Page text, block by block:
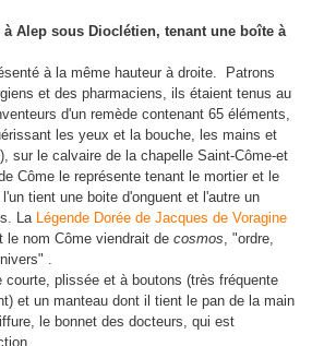
Alep sous Dioclétien, tenant une boîte à
à la même hauteur à droite. Patrons
et des pharmaciens, ils étaient tenus au
d'un remède contenant 65 éléments,
les yeux et la bouche, les mains et
sur le calvaire de la chapelle Saint-Côme-et
Côme le représente tenant le mortier et le
tient une boite d'onguent et l'autre un
La Légende Dorée de Jacques de Voragine
le nom Côme viendrait de cosmos, "ordre,
.
courte, plissée et à boutons (très fréquente
et un manteau dont il tient le pan de la main
le bonnet des docteurs, qui est